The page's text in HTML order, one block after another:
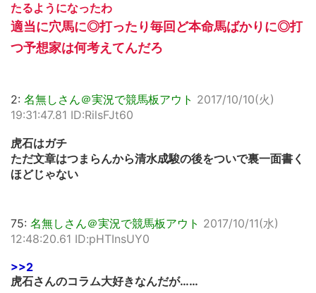
たるようになったわ
適当に穴馬に◎打ったり毎回ど本命馬ばかりに◎打
つ予想家は何考えてんだろ
2: 名無しさん＠実況で競馬板アウト 2017/10/10(火)
19:31:47.81 ID:RilsFJt60
虎石はガチ
ただ文章はつまらんから清水成駿の後をついで裏一面書く
ほどじゃない
75: 名無しさん＠実況で競馬板アウト 2017/10/11(水)
12:48:20.61 ID:pHTInsUY0
>>2
虎石さんのコラム大好きなんだが……